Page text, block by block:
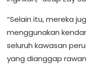
“Selain itu, mereka
menggunakan
seluruh kawasan
yang dianggap